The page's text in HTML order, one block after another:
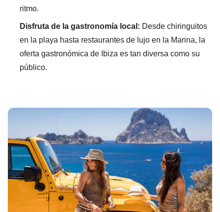
ritmo.
Disfruta de la gastronomía local: Desde chiringuitos
en la playa hasta restaurantes de lujo en la Marina, la
oferta gastronómica de Ibiza es tan diversa como su
público.